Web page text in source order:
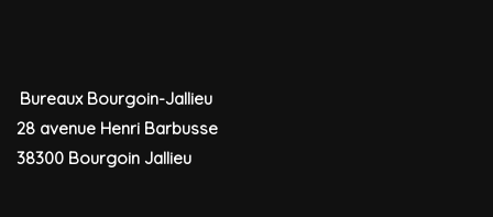
Bureaux Bourgoin-Jallieu
28 avenue Henri Barbusse
38300 Bourgoin Jallieu